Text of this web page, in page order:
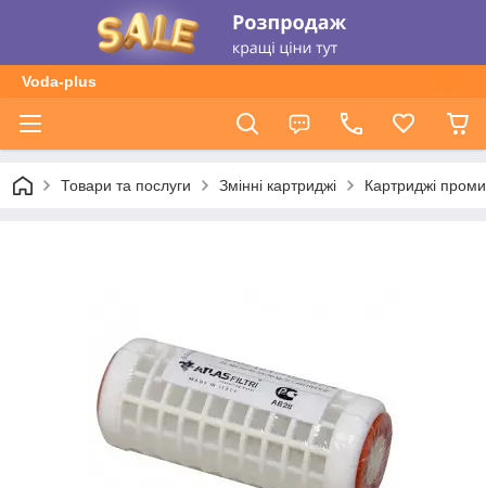
Voda-plus
Товари та послуги Змінні картриджі Картриджі